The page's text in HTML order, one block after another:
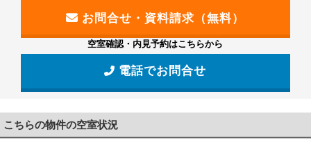
空室確認・内見予約はこちらから
電話でお問合せ
こちらの物件の空室状況